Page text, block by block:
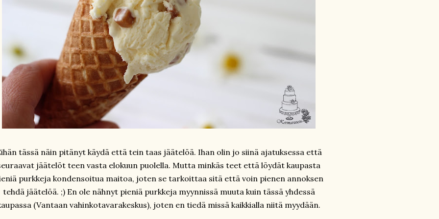
tässä näin pitänyt käydä että tein taas jäätelöä. Ihan olin jo siinä ajatuksessa että
jäätelöt teen vasta elokuun puolella. Mutta minkäs teet että löydät kaupasta
purkkeja kondensoitua maitoa, joten se tarkoittaa sitä että voin pienen annoksen
tehdä jäätelöä. ;) En ole nähnyt pieniä purkkeja myynnissä muuta kuin tässä yhdessä
(Vantaan vahinkotavarakeskus), joten en tiedä missä kaikkialla niitä myydään.